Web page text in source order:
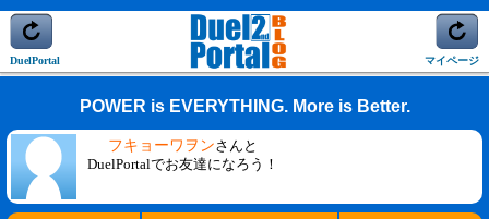
DuelPortal マイページ
POWER is EVERYTHING. More is Better.
フキョーワヲンさんと
DuelPortalでお友達になろう！